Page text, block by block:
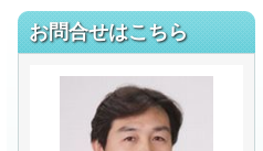
お問合せはこちら